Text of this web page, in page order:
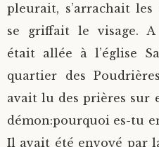
pleurait, s’arrachait
se griffait le visage. A
était allée à l’église
quartier des
avait lu des prières sur
démon:pourquoi es-tu
Il avait été envoyé par